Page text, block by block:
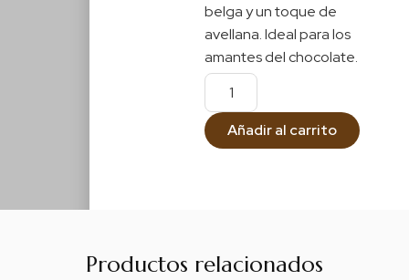
belga y un toque de
avellana. Ideal para los
amantes del chocolate.
Añadir al carrito
Productos relacionados